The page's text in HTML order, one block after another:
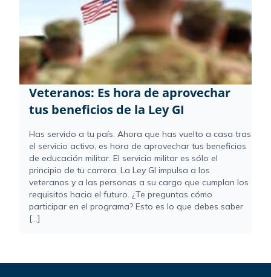
Veteranos: Es hora de aprovechar
tus beneficios de la Ley GI
Has servido a tu país. Ahora que has vuelto a casa tras
el servicio activo, es hora de aprovechar tus beneficios
de educación militar. El servicio militar es sólo el
principio de tu carrera. La Ley GI impulsa a los
veteranos y a las personas a su cargo que cumplan los
requisitos hacia el futuro. ¿Te preguntas cómo
participar en el programa? Esto es lo que debes saber
[...]